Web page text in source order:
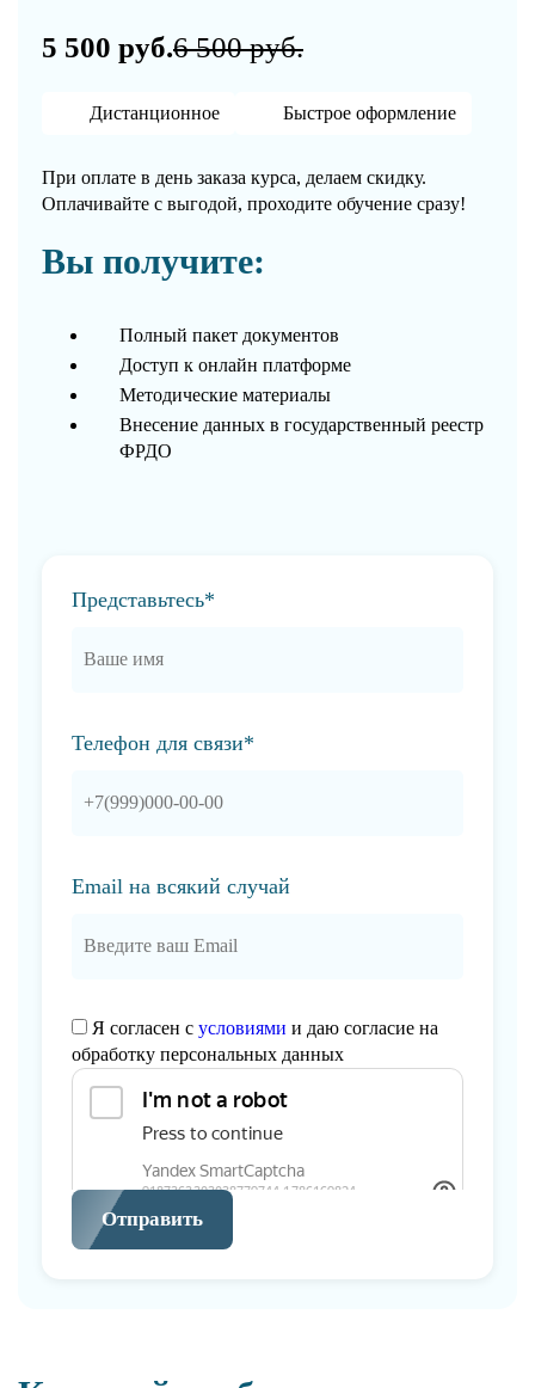
5 500 руб.6 500 руб.
Дистанционное Быстрое оформление
При оплате в день заказа курса, делаем скидку.
Оплачивайте с выгодой, проходите обучение сразу!
Вы получите:
Полный пакет документов
Доступ к онлайн платформе
Методические материалы
Внесение данных в государственный реестр
ФРДО
Представьтесь*
Телефон для связи*
Email на всякий случай
Я согласен с условиями и даю согласие на
обработку персональных данных
Отправить